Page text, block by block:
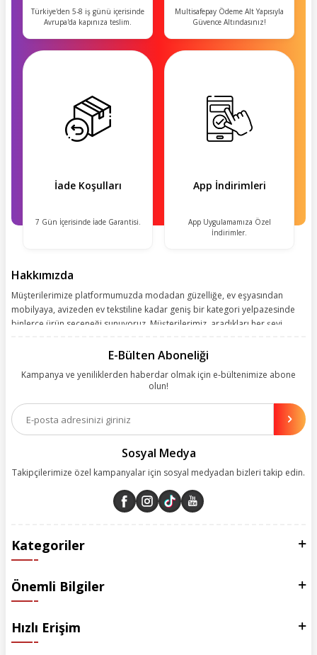
Türkiye'den 5-8 iş günü içerisinde
Avrupa'da kapınıza teslim.
Multisafepay Ödeme Alt Yapısıyla
Güvence Altındasınız!
İade Koşulları
7 Gün İçerisinde İade Garantisi.
App İndirimleri
App Uygulamamıza Özel
İndirimler.
Hakkımızda
Müşterilerimize platformumuzda modadan güzelliğe, ev eşyasından
mobilyaya, avizeden ev tekstiline kadar geniş bir kategori yelpazesinde
binlerce ürün seçeneği sunuyoruz. Müşterilerimiz, aradıkları her şeyi
kolay, kusursuz ve keyifli bir alışveriş yolculuğu sunarken deneyiminize
olanakları sunuyoruz. Çalışmalarımızı müşterilerimizin memnuniyetini
esas alarak yürütüyoruz.
E-Bülten Aboneliği
Kampanya ve yeniliklerden haberdar olmak için e-bültenimize abone
olun!
Sosyal Medya
Takipçilerimize özel kampanyalar için sosyal medyadan bizleri takip edin.
Kategoriler
Önemli Bilgiler
Hızlı Erişim